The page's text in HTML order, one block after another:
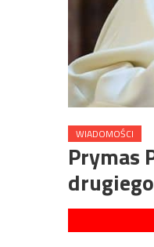
WIADOMOŚCI
Prymas